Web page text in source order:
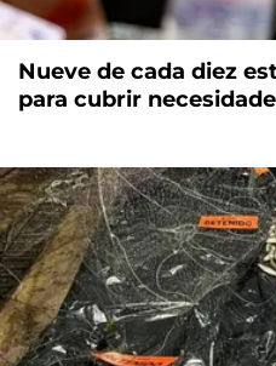
Nueve de cada diez
para cubrir